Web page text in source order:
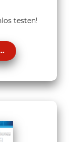
testen!